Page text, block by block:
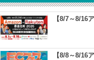
【8/7～8/16
【8/8～8/16